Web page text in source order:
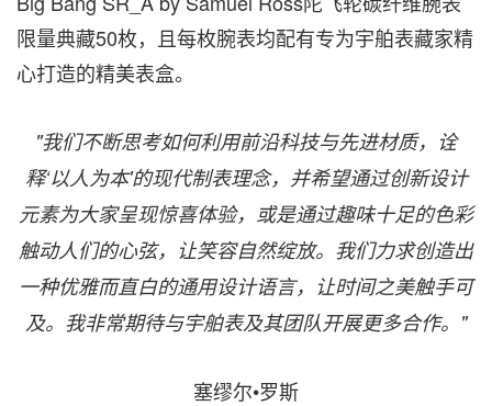
限量典藏50枚，且每枚腕表均配有专为宇舶表藏家精
心打造的精美表盒。
"我们不断思考如何利用前沿科技与先进材质，诠
释‘以人为本'的现代制表理念，并希望通过创新设计
元素为大家呈现惊喜体验，或是通过趣味十足的色彩
触动人们的心弦，让笑容自然绽放。我们力求创造出
一种优雅而直白的通用设计语言，让时间之美触手可
及。我非常期待与宇舶表及其团队开展更多合作。"
塞缪尔•罗斯